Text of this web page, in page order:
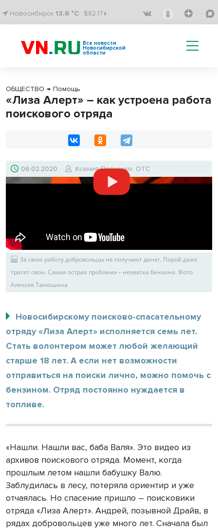
Новосибирск 13.6 °C $82.17↑
Все новости
Новосибирской
области
ОБЩЕСТВО → Помощь
«Лиза Алерт» – как устроена работа
поискового отряда
06.02.2020 Ксения Петренко, ОТС
За свою работу добровольцы не получают денег. Порой даже
тратят свои. Самая острая проблема – нехватка бензина. Фото
Алексея Танюшина
Новосибирскому поисково-спасательному
отряду «Лиза Алерт» исполняется семь лет.
Стать волонтером может любой желающий
старше 18 лет. А если нет возможности
отправиться на поиски лично, можно помочь с
бензином. Отряд постоянно нуждается в
топливе.
«Нашли. Нашли вас, баба Валя». Это видео из
архивов поискового отряда. Момент, когда
прошлым летом нашли бабушку Валю.
Заблудилась в лесу, потеряла ориентир и уже
отчаялась. Но спасение пришло – поисковики
отряда «Лиза Алерт». Андрей, позывной Драйв, в
рядах добровольцев уже много лет. Сначала был